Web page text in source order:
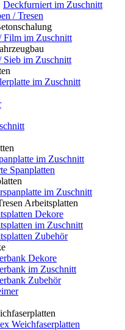
Deckfurniert im Zuschnitt
/ Tresen
Film im Zuschnitt
Sieb im Zuschnitt
im Zuschnitt
im Zuschnitt
Spanplatten
im Zuschnitt
Arbeitsplatten
Dekore
im Zuschnitt
Zubehör
Dekore
im Zuschnitt
Zubehör
Weichfaserplatten